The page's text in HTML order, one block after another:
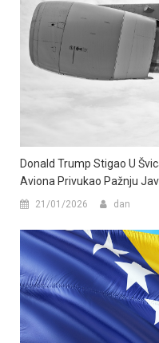
Donald Trump Stigao U
Aviona Privukao Pažnju
21/01/2026 dan